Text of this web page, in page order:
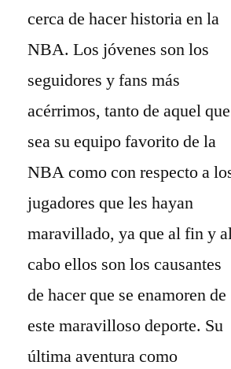
cerca de hacer historia en la
NBA. Los jóvenes son los
seguidores y fans más
acérrimos, tanto de aquel que
sea su equipo favorito de la
NBA como con respecto a
jugadores que les hayan
maravillado, ya que al fin y
cabo ellos son los causantes
de hacer que se enamoren de
este maravilloso deporte. Su
última aventura como